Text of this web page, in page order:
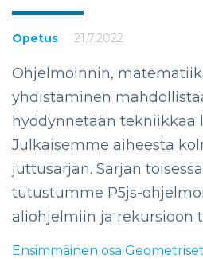
Opetus 21.7.2022
Ohjelmoinnin,
yhdistäminen
hyödynnetään tekniikkaa
Julkaisemme aiheesta
juttusarjan. Sarjan
tutustumme P5js-
aliohjelmiin ja rekursioon
Ensimmäinen osa